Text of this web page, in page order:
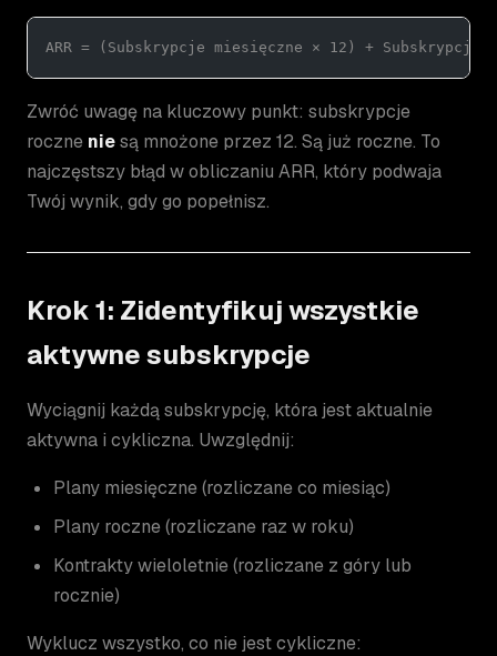
ARR = (Subskrypcje miesięczne × 12) +
Zwróć uwagę na kluczowy punkt: subskrypcje
roczne niesą mnożone przez 12. Są już roczne. To
najczęstszy błąd w obliczaniu ARR, który podwaja
Twój wynik, gdy go popełnisz.
Krok 1: Zidentyfikuj wszystkie
aktywne subskrypcje
Wyciągnij każdą subskrypcję, która jest aktualnie
aktywna i cykliczna. Uwzględnij:
Plany miesięczne (rozliczane co miesiąc)
Plany roczne (rozliczane raz w roku)
Kontrakty wieloletnie (rozliczane z góry lub
rocznie)
Wyklucz wszystko, co nie jest cykliczne: